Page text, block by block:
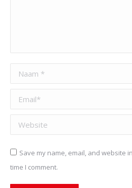
Naam *
Email *
Website
Save my name, email, and website
time I comment.